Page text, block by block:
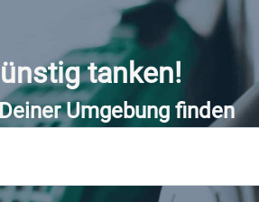
tanken!
Umgebung finden